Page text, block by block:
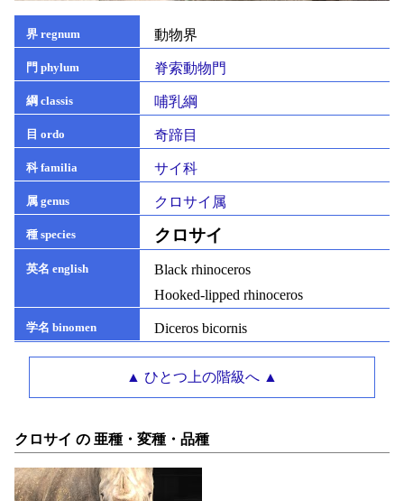
界 regnum 動物界
門 phylum 脊索動物門
綱 classis 哺乳綱
目 ordo 奇蹄目
科 familia サイ科
属 genus クロサイ属
種 species クロサイ
英名 english
Black rhinoceros
Hooked-lipped rhinoceros
学名 binomen Diceros bicornis
▲ ひとつ上の階級へ ▲
クロサイ の 亜種・変種・品種